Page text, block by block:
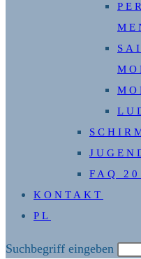
FAQ
KONTAKT
PL
Diese
Suchbegriff eingeben